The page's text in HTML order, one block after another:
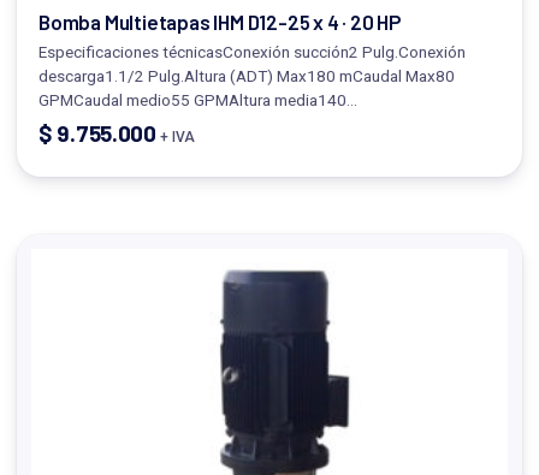
Bomba Multietapas IHM D12-25 x 4 · 20 HP
Especificaciones técnicasConexión succión2 Pulg.Conexión
descarga1.1/2 Pulg.Altura (ADT) Max180 mCaudal Max80
GPMCaudal medio55 GPMAltura media140…
$ 9.755.000 + IVA